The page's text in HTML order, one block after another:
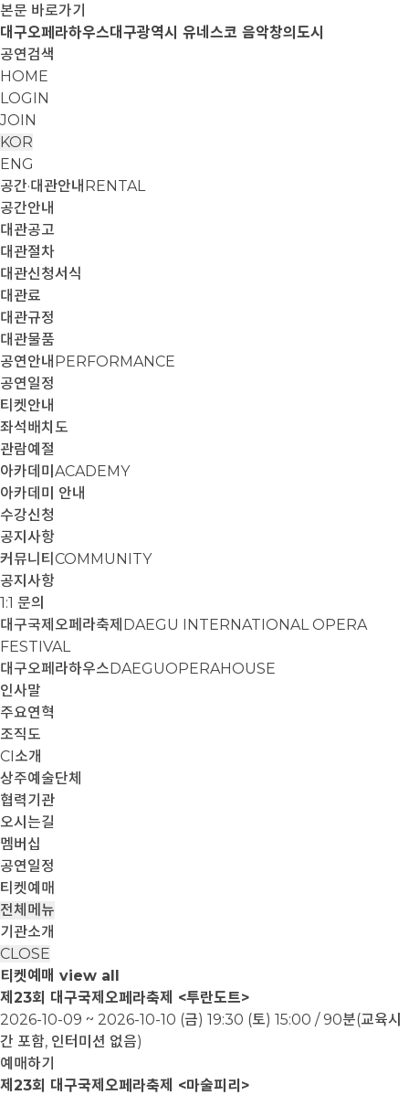
본문 바로가기
대구오페라하우스대구광역시 유네스코 음악창의도시
공연검색
HOME
LOGIN
JOIN
KOR
ENG
공간·대관안내 RENTAL
공간안내
대관공고
대관절차
대관신청서식
대관료
대관규정
대관물품
공연안내 PERFORMANCE
공연일정
티켓안내
좌석배치도
관람예절
아카데미 ACADEMY
아카데미 안내
수강신청
공지사항
커뮤니티 COMMUNITY
공지사항
1:1 문의
대구국제오페라축제 DAEGU INTERNATIONAL OPERA
FESTIVAL
대구오페라하우스DAEGUOPERAHOUSE
인사말
주요연혁
조직도
CI소개
상주예술단체
협력기관
오시는길
멤버십
공연일정
티켓예매
전체메뉴
기관소개
CLOSE
티켓예매 view all
제23회 대구국제오페라축제 <투란도트>
2026-10-09 ~ 2026-10-10 (금) 19:30 (토) 15:00 / 90분(교육시
간 포함, 인터미션 없음)
예매하기
제23회 대구국제오페라축제 <마술피리>